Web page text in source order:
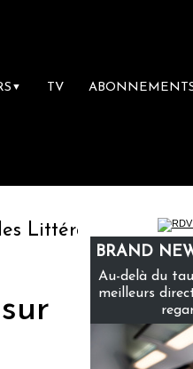
▼ TV
la première
BRAND
Au-delà du
meilleurs